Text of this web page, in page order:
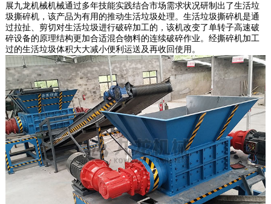
展九龙机械机械通过多年技能实践结合市场需求状况研制出了生活垃
圾撕碎机，该产品为有用的推动生活垃圾处理。生活垃圾撕碎机是通
过拉扯、剪切对生活垃圾进行破碎加工的，该机改变了单转子高速破
碎设备的原理结构更加合适混合物料的连续破碎作业。经撕碎机加工
过的生活垃圾体积大大减小便利运送及再收回使用。